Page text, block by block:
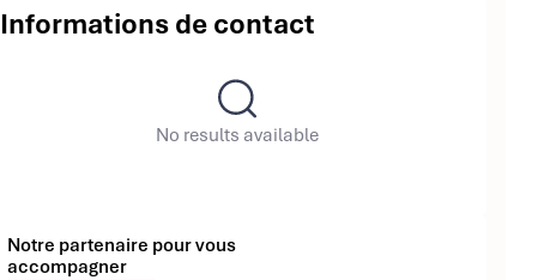
Informations de contact
No results available
Notre partenaire pour vous
accompagner